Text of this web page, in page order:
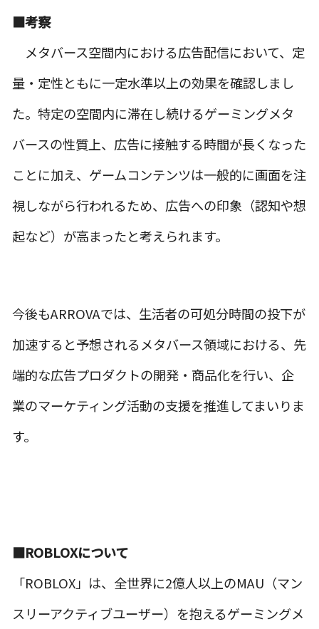
■考察
メタバース空間内における広告配信において、定
量・定性ともに一定水準以上の効果を確認しまし
た。特定の空間内に滞在し続けるゲーミングメタ
バースの性質上、広告に接触する時間が長くなった
ことに加え、ゲームコンテンツは一般的に画面を注
視しながら行われるため、広告への印象（認知や想
起など）が高まったと考えられます。
今後もARROVAでは、生活者の可処分時間の投下が
加速すると予想されるメタバース領域における、先
端的な広告プロダクトの開発・商品化を行い、企
業のマーケティング活動の支援を推進してまいりま
す。
■ROBLOXについて
「ROBLOX」は、全世界に2億人以上のMAU（マン
スリーアクティブユーザー）を抱えるゲーミングメ